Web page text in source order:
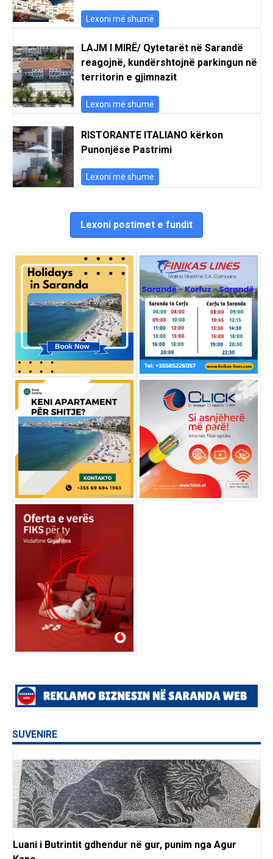
Lexoni më shumë
LAJM I MIRË/ Qytetarët në Sarandë
reagojnë, kundërshtojnë parkingun në
territorin e gjimnazit
Lexoni më shumë
RISTORANTE ITALIANO kërkon
Punonjëse Pastrimi
Lexoni më shumë
Lexoni postimet e fundit
SUVENIRE
Luani i Butrintit gdhendur në gur, punim nga Agur